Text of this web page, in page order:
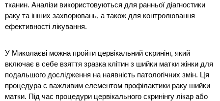
тканин. Аналізи використовуються для ранньої діагностики
раку та інших захворювань, а також для контролювання
ефективності лікування.
У Миколаєві можна пройти цервікальний скринінг, який
включає в себе взяття зразка клітин з шийки матки жінки для
подальшого дослідження на наявність патологічних змін. Ця
процедура є важливим елементом профілактики раку шийки
матки. Під час процедури цервікального скринінгу лікар або